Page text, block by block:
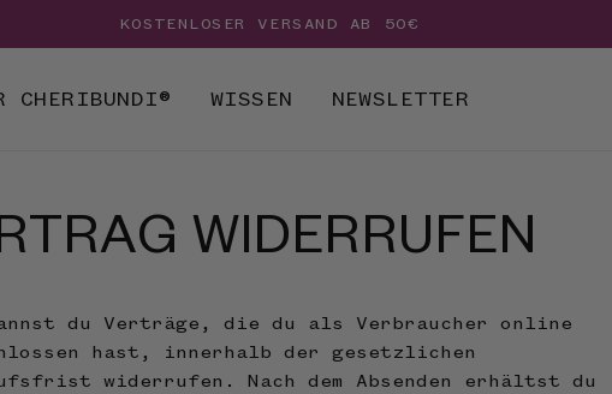
KOSTENLOSER VERSAND AB 50€
CHERIBUNDI® WISSEN NEWSLETTER
WIDERRUFEN
du Verträge, die du als Verbraucher online
hast, innerhalb der gesetzlichen
widerrufen. Nach dem Absenden erhältst du